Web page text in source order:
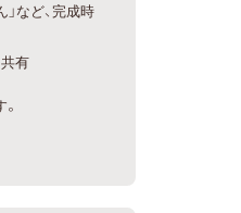
など、完成時
有